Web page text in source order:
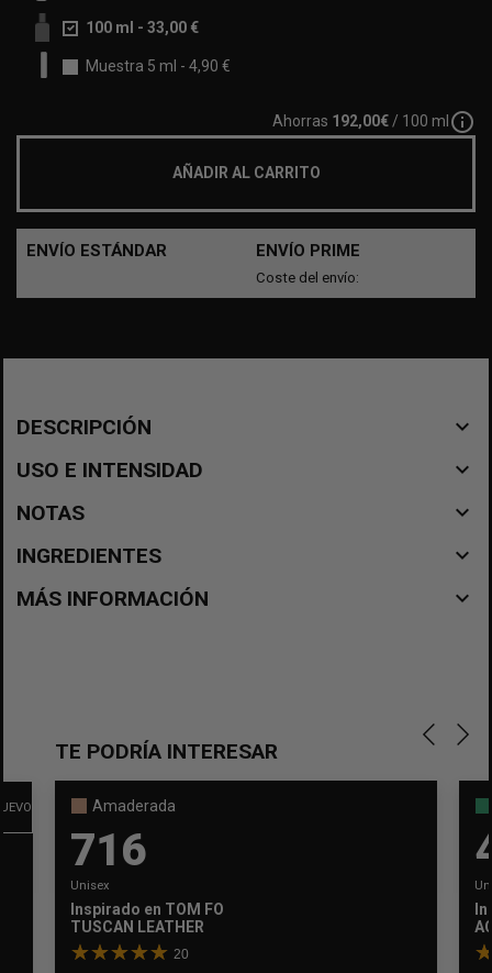
100 ml - 33,00 €
Muestra 5 ml - 4,90 €
Ahorras 192,00€/ 100 ml info_outline
AÑADIR AL CARRITO
ENVÍO ESTÁNDAR ENVÍO PRIME
Coste del envío:
DESCRIPCIÓN navigate_before
USO E INTENSIDAD navigate_before
NOTAS navigate_before
INGREDIENTES navigate_before
MÁS INFORMACIÓN navigate_before
TE PODRÍA INTERESAR
Amaderada
716
Unisex
Inspirado en TOM FORD
TUSCAN LEATHER
20